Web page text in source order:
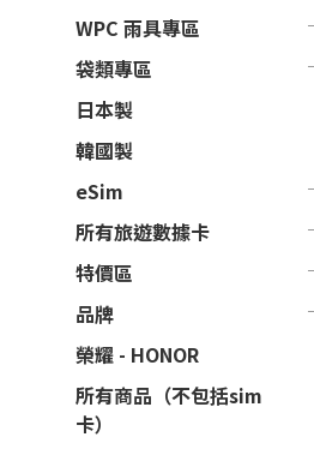
WPC 雨具專區
袋類專區
日本製
韓國製
eSim
所有旅遊數據卡
特價區
品牌
榮耀 - HONOR
所有商品（不包括sim
卡）